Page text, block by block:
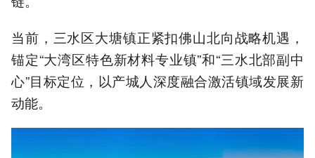
当前，三水区大塘镇正紧扣佛山北向战略机遇，
锚定“大湾区特色新材料专业镇”和“三水北部副中
心”目标定位，以产城人深度融合激活镇域发展新
动能。